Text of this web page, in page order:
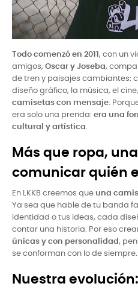
Todo comenzó en 2011 , con un
amigos, Oscar y Joseba,
de tren y paisajes cambiantes:
diseño gráfico, la música, el
camisetas con mensaje.
era solo una prenda: era una
cultural y artística.
Más que ropa,
comunicar quién
En LKKB creemos que una
Ya sea que hable de tu banda
identidad o tus ideas, cada
contar una historia. Por eso
únicas y con personalidad ,
se conforman con lo de siempre.
Nuestra